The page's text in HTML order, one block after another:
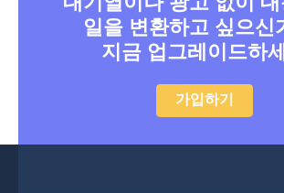
일을 변환하고 싶으신
지금 업그레이드하
가입하기